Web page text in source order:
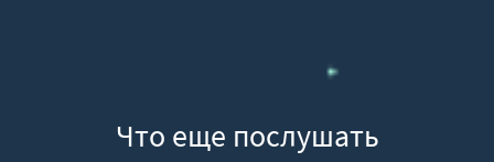
Что еще послушать